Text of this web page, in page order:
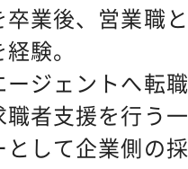
業後、営業職
験。
ジェントへ転
者支援を行う
して企業側の